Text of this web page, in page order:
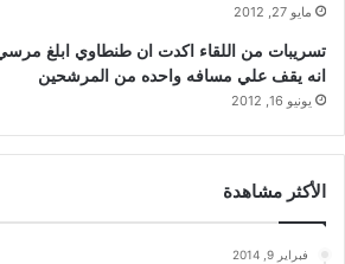
مايو 27, 2012
تسريبات من اللقاء اكدت ان طنطاوي ابلغ
انه يقف علي مسافه واحده من المرشحين
يونيو 16, 2012
الأكثر مشاهدة
فبراير 9, 2014